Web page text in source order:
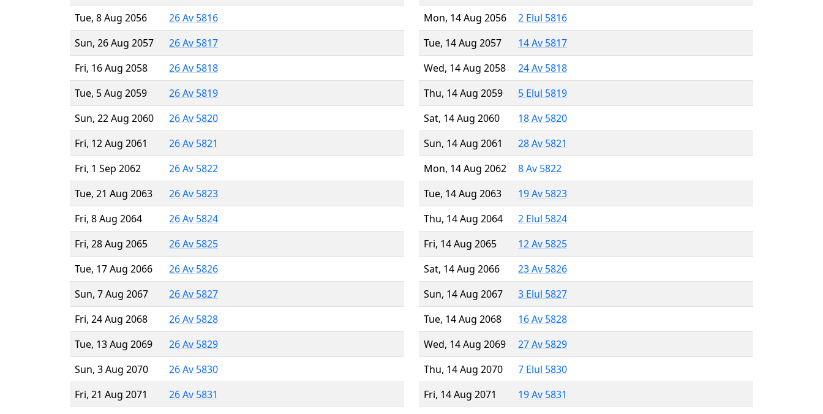
Tue, 8 Aug 2056
26 Av 5816
Sun, 26 Aug 2057
26 Av 5817
Fri, 16 Aug 2058
26 Av 5818
Tue, 5 Aug 2059
26 Av 5819
Sun, 22 Aug 2060
26 Av 5820
Fri, 12 Aug 2061
26 Av 5821
Fri, 1 Sep 2062
26 Av 5822
Tue, 21 Aug 2063
26 Av 5823
Fri, 8 Aug 2064
26 Av 5824
Fri, 28 Aug 2065
26 Av 5825
Tue, 17 Aug 2066
26 Av 5826
Sun, 7 Aug 2067
26 Av 5827
Fri, 24 Aug 2068
26 Av 5828
Tue, 13 Aug 2069
26 Av 5829
Sun, 3 Aug 2070
26 Av 5830
Fri, 21 Aug 2071
26 Av 5831
Mon, 14 Aug 2056
2 Elul 5816
Tue, 14 Aug 2057
14 Av 5817
Wed, 14 Aug 2058
24 Av 5818
Thu, 14 Aug 2059
5 Elul 5819
Sat, 14 Aug 2060
18 Av 5820
Sun, 14 Aug 2061
28 Av 5821
Mon, 14 Aug 2062
8 Av 5822
Tue, 14 Aug 2063
19 Av 5823
Thu, 14 Aug 2064
2 Elul 5824
Fri, 14 Aug 2065
12 Av 5825
Sat, 14 Aug 2066
23 Av 5826
Sun, 14 Aug 2067
3 Elul 5827
Tue, 14 Aug 2068
16 Av 5828
Wed, 14 Aug 2069
27 Av 5829
Thu, 14 Aug 2070
7 Elul 5830
Fri, 14 Aug 2071
19 Av 5831